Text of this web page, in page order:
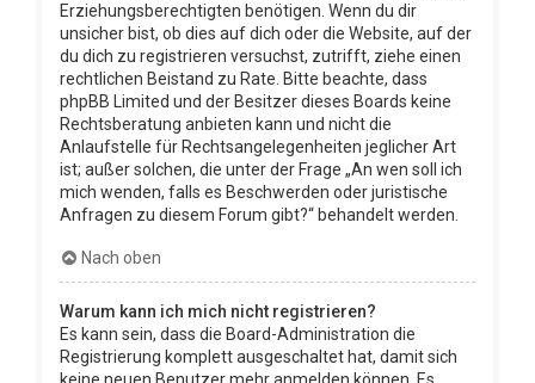
Erziehungsberechtigten benötigen. Wenn du dir
unsicher bist, ob dies auf dich oder die Website, auf der
du dich zu registrieren versuchst, zutrifft, ziehe einen
rechtlichen Beistand zu Rate. Bitte beachte, dass
phpBB Limited und der Besitzer dieses Boards keine
Rechtsberatung anbieten kann und nicht die
Anlaufstelle für Rechtsangelegenheiten jeglicher Art
ist; außer solchen, die unter der Frage „An wen soll ich
mich wenden, falls es Beschwerden oder juristische
Anfragen zu diesem Forum gibt?“ behandelt werden.
Nach oben
Warum kann ich mich nicht registrieren?
Es kann sein, dass die Board-Administration die
Registrierung komplett ausgeschaltet hat, damit sich